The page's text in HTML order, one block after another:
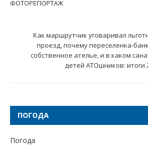
ФОТОРЕПОРТАЖ
Как маршрутчик уговаривал
проезд, почему переселенка-
собственное ателье, и в каком
детей АТОшников: итоги
ПОГОДА
Погода